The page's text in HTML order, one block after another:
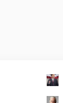
L
e
t